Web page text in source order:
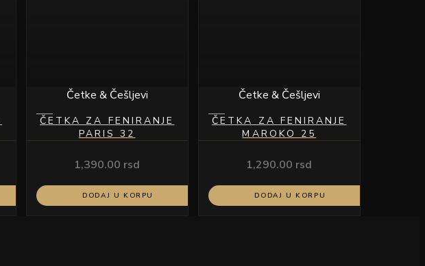
Četke & Češljevi
ČETKA ZA FENIRANJE
PARIS 32
1,390.00 rsd
DODAJ U KORPU
Četke & Češljevi
ČETKA ZA FENIRANJE
MAROKO 25
1,290.00 rsd
DODAJ U KORPU